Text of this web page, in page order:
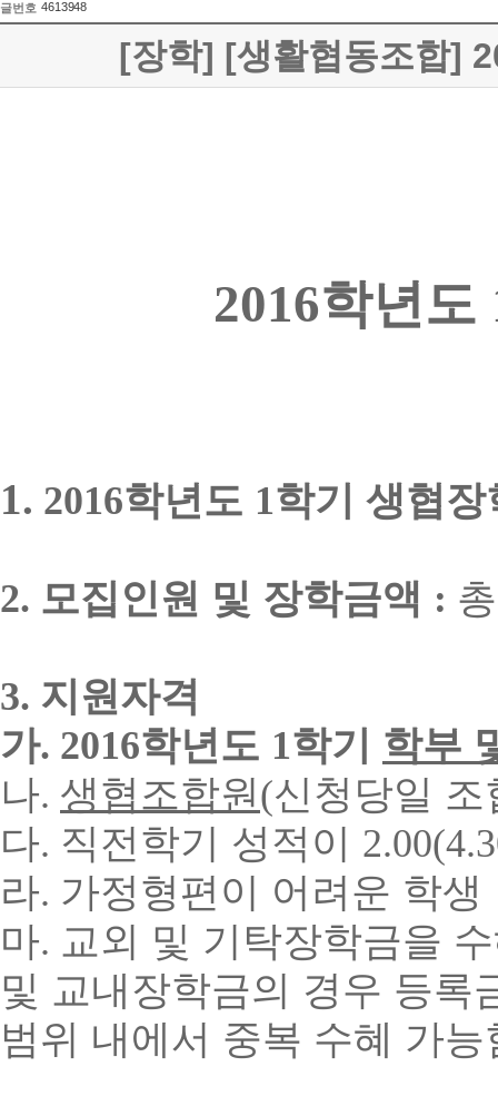
글번호 4613948
[장학] [생활협동조합]
2016학년도
1. 2016학년도 1학기 생협
2. 모집인원 및 장학금액 :
3. 지원자격
가. 2016학년도 1학기 학부
나. 생협조합원(신청당일
다. 직전학기 성적이
라. 가정형편이 어려운 학생
마. 교외 및 기탁장학금을
및 교내장학금의 경우 등록
범위 내에서 중복 수혜 가능